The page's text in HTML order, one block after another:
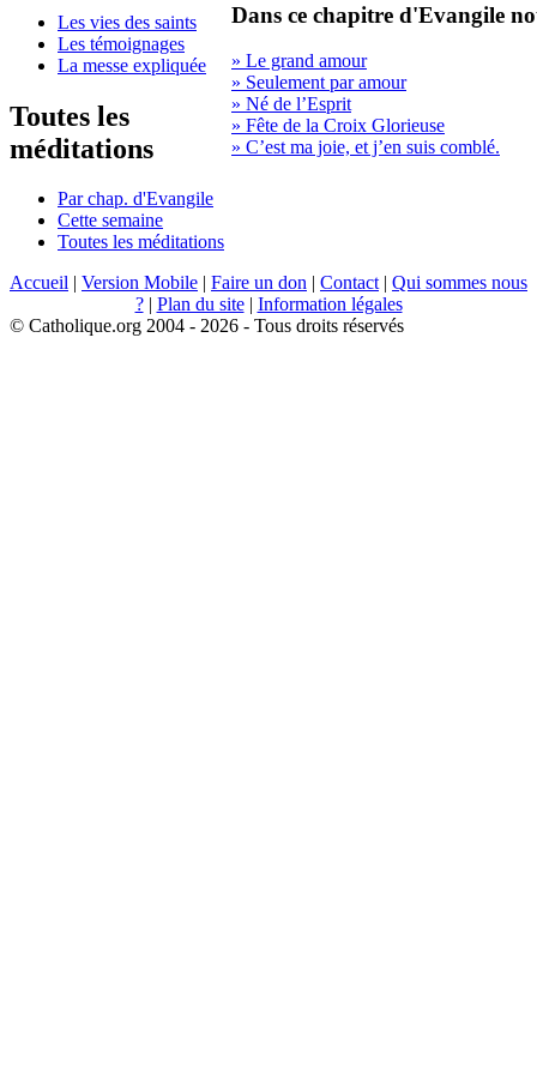
Les vies des saints
Les témoignages
La messe expliquée
Toutes les
méditations
Par chap. d'Evangile
Cette semaine
Toutes les méditations
Dans ce chapitre d'Evangile
» Le grand amour
» Seulement par amour
» Né de l’Esprit
» Fête de la Croix Glorieuse
» C’est ma joie, et j’en suis comblé.
Accueil | Version Mobile | Faire un don | Contact | Qui sommes nous
?| Plan du site| Information légales
© Catholique.org 2004 - 2026 - Tous droits réservés